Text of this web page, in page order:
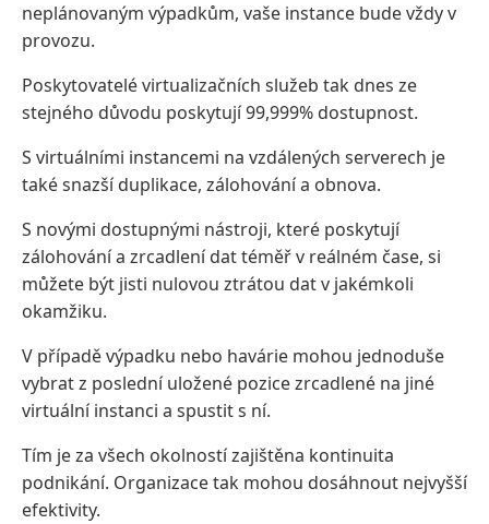
neplánovaným výpadkům, vaše instance bude vždy v
provozu.
Poskytovatelé virtualizačních služeb tak dnes ze
stejného důvodu poskytují 99,999% dostupnost.
S virtuálními instancemi na vzdálených serverech je
také snazší duplikace, zálohování a obnova.
S novými dostupnými nástroji, které poskytují
zálohování a zrcadlení dat téměř v reálném čase, si
můžete být jisti nulovou ztrátou dat v jakémkoli
okamžiku.
V případě výpadku nebo havárie mohou jednoduše
vybrat z poslední uložené pozice zrcadlené na jiné
virtuální instanci a spustit s ní.
Tím je za všech okolností zajištěna kontinuita
podnikání. Organizace tak mohou dosáhnout nejvyšší
efektivity.